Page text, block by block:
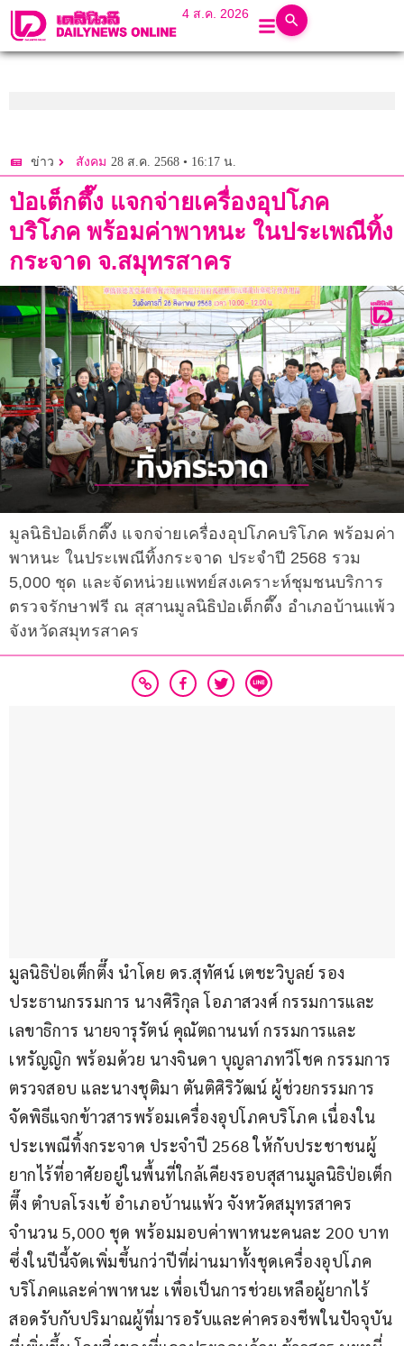
4 ส.ค. 2026
ข่าว สังคม 28 ส.ค. 2568 • 16:17 น.
ป่อเต็กตึ๊ง แจกจ่ายเครื่องอุปโภค
บริโภค พร้อมค่าพาหนะ ในประเพณีทิ้ง
กระจาด จ.สมุทรสาคร
มูลนิธิป่อเต็กตึ๊ง แจกจ่ายเครื่องอุปโภคบริโภค พร้อมค่า
พาหนะ ในประเพณีทิ้งกระจาด ประจำปี 2568 รวม
5,000 ชุด และจัดหน่วยแพทย์สงเคราะห์ชุมชนบริการ
ตรวจรักษาฟรี ณ สุสานมูลนิธิป่อเต็กตึ๊ง อำเภอบ้านแพ้ว
จังหวัดสมุทรสาคร
มูลนิธิป่อเต็กตึ๊ง นำโดย ดร.สุทัศน์ เตชะวิบูลย์ รอง
ประธานกรรมการ นางศิริกุล โอภาสวงศ์ กรรมการและ
เลขาธิการ นายจารุรัตน์ คุณัตถานนท์ กรรมการและ
เหรัญญิก พร้อมด้วย นางจินดา บุญลาภทวีโชค กรรมการ
ตรวจสอบ และนางชุติมา ตันติศิริวัฒน์ ผู้ช่วยกรรมการ
จัดพิธีแจกข้าวสารพร้อมเครื่องอุปโภคบริโภค เนื่องใน
ประเพณีทิ้งกระจาด ประจำปี 2568 ให้กับประชาชนผู้
ยากไร้ที่อาศัยอยู่ในพื้นที่ใกล้เคียงรอบสุสานมูลนิธิป่อเต็ก
ตึ๊ง ตำบลโรงเข้ อำเภอบ้านแพ้ว จังหวัดสมุทรสาคร
จำนวน 5,000 ชุด พร้อมมอบค่าพาหนะคนละ 200 บาท
ซึ่งในปีนี้จัดเพิ่มขึ้นกว่าปีที่ผ่านมาทั้งชุดเครื่องอุปโภค
บริโภคและค่าพาหนะ เพื่อเป็นการช่วยเหลือผู้ยากไร้
สอดรับกับปริมาณผู้ที่มารอรับและค่าครองชีพในปัจจุบัน